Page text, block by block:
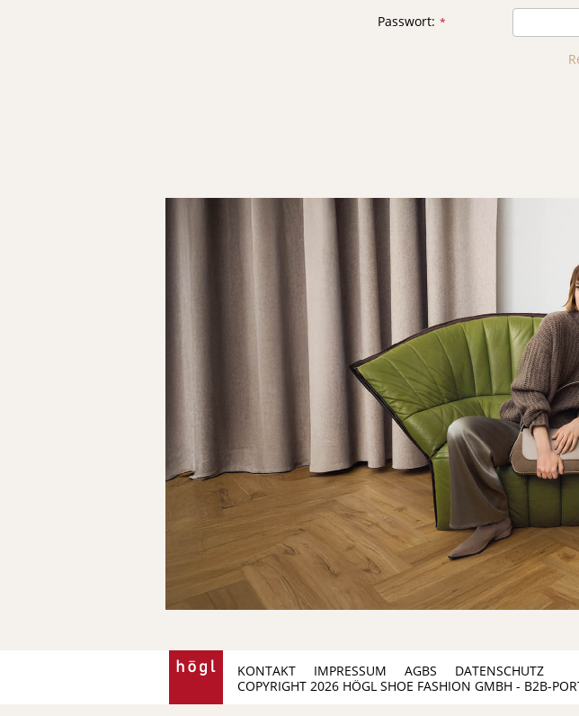
Passwort
KONTAKT IMPRESSUM AGBS
DATENSCHUTZ
COPYRIGHT 2026 HÖGL SHOE FASHION GMBH - B2B-